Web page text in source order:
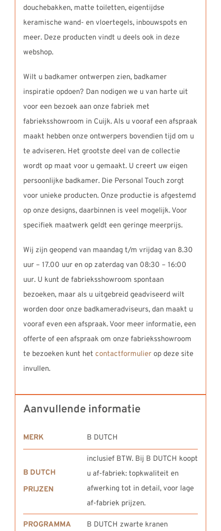
douchebakken, matte toiletten, eigentijdse
keramische wand- en vloertegels, inbouwspots en
meer. Deze producten vindt u deels ook in deze
webshop.
Wilt u badkamer ontwerpen zien, badkamer
inspiratie opdoen? Dan nodigen we u van harte uit
voor een bezoek aan onze fabriek met
fabrieksshowroom in Cuijk. Als u vooraf een afspraak
maakt hebben onze ontwerpers bovendien tijd om u
te adviseren. Het grootste deel van de collectie
wordt op maat voor u gemaakt. U creert uw eigen
persoonlijke badkamer. Die Personal Touch zorgt
voor unieke producten. Onze productie is afgestemd
op onze designs, daarbinnen is veel mogelijk. Voor
specifiek maatwerk geldt een geringe meerprijs.
Wij zijn geopend van maandag t/m vrijdag van 8.30
uur – 17.00 uur en op zaterdag van 08:30 – 16:00
uur. U kunt de fabrieksshowroom spontaan
bezoeken, maar als u uitgebreid geadviseerd wilt
worden door onze badkameradviseurs, dan maakt u
vooraf even een afspraak. Voor meer informatie, een
offerte of een afspraak om onze fabrieksshowroom
te bezoeken kunt het contactformulierop deze site
invullen.
Aanvullende informatie
MERK B DUTCH
B DUTCH
PRIJZEN
inclusief BTW. Bij B DUTCH koopt
u af-fabriek: topkwaliteit en
afwerking tot in detail, voor lage
af-fabriek prijzen.
PROGRAMMA B DUTCH zwarte kranen